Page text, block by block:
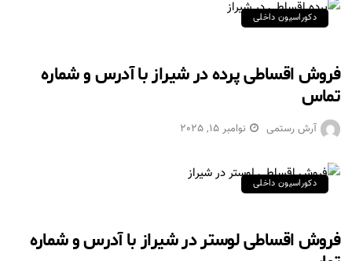
دکوراسیون داخلی
فروش اقساطی پرده در شیراز با آدرس و شماره
تماس
آرش رستمی نوامبر 15, 2025
دکوراسیون داخلی
فروش اقساطی لوستر در شیراز با آدرس و شماره